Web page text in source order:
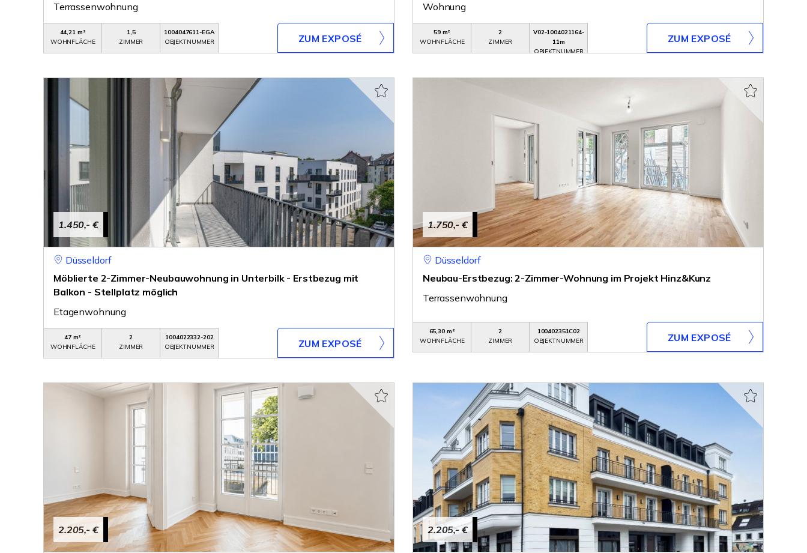
Terrassenwohnung
44,21 m²
WOHNFLÄCHE
1,5
ZIMMER
1004047611-EGA
OBJEKTNUMMER
ZUM EXPOSÉ
Wohnung
59 m²
WOHNFLÄCHE
2
ZIMMER
V02-1004021164-
11m
OBJEKTNUMMER
ZUM EXPOSÉ
1.450,- €
Düsseldorf
Möblierte 2-Zimmer-Neubauwohnung in Unterbilk - Erstbezug mit
Balkon - Stellplatz möglich
Etagenwohnung
47 m²
WOHNFLÄCHE
2
ZIMMER
1004022332-202
OBJEKTNUMMER
ZUM EXPOSÉ
1.750,- €
Düsseldorf
Neubau-Erstbezug: 2-Zimmer-Wohnung im Projekt Hinz&Kunz
Terrassenwohnung
65,30 m²
WOHNFLÄCHE
2
ZIMMER
100402351C02
OBJEKTNUMMER
ZUM EXPOSÉ
2.205,- € 2.205,- €